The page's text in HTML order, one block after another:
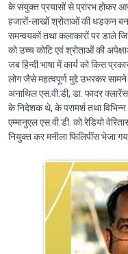
के संयुक्त प्रयासों से प्रांरभ होकर
हजारों-लाखों श्रोताओं की धड़कन
समन्वयकों तथा कलाकारों पर डाले
को उच्च कोटि एवं श्रोताओं की
जब हिन्दी भाषा में कार्य को किस
लोग जैसे महत्वपूर्ण मुद्दे उभरकर सामने
अनाथिल एस.वी.डी, डा. फादर
के निदेशक थे, के परामर्श तथा
एम्मानुएल एस.वी.डी. को रेडियो
नियुक्त कर मनीला फिलिपींस भेजा